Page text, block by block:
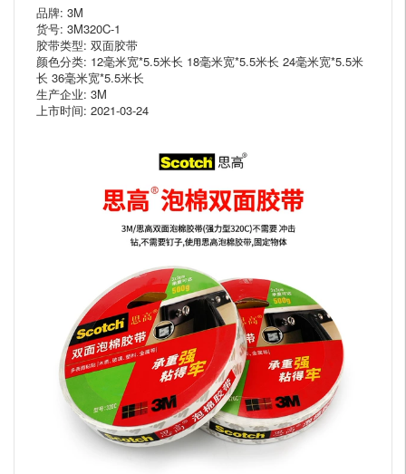
品牌: 3M
货号: 3M320C-1
胶带类型: 双面胶带
颜色分类: 12毫米宽*5.5米长 18毫米宽*5.5米长 24毫米宽*5.5米
长 36毫米宽*5.5米长
生产企业: 3M
上市时间: 2021-03-24